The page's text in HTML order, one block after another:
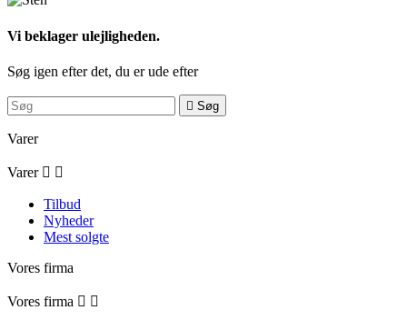
Vi beklager ulejligheden.
Søg igen efter det, du er ude efter
 Søg
Varer
Varer  
Tilbud
Nyheder
Mest solgte
Vores firma
Vores firma  